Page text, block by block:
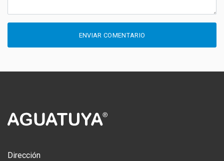
ENVIAR COMENTARIO
Dirección